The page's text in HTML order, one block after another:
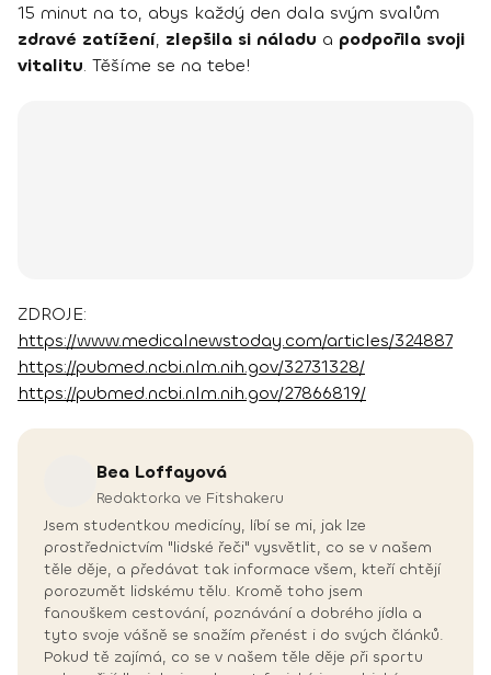
15 minut na to, abys každý den dala svým svalům
zdravé zatížení, zlepšila si náladu a podpořila svoji
vitalitu. Těšíme se na tebe!
ZDROJE:
https://www.medicalnewstoday.com/articles/324887
https://pubmed.ncbi.nlm.nih.gov/32731328/
https://pubmed.ncbi.nlm.nih.gov/27866819/
Bea Loffayová
Redaktorka ve Fitshakeru
Jsem studentkou medicíny, líbí se mi, jak lze
prostřednictvím "lidské řeči" vysvětlit, co se v našem
těle děje, a předávat tak informace všem, kteří chtějí
porozumět lidskému tělu. Kromě toho jsem
fanouškem cestování, poznávání a dobrého jídla a
tyto svoje vášně se snažím přenést i do svých článků.
Pokud tě zajímá, co se v našem těle děje při sportu